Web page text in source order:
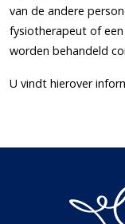
van de andere
fysiotherapeut of
worden behandeld
U vindt hierover